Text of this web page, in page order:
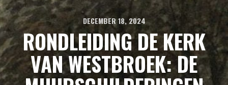
DECEMBER 18, 2024
RONDLEIDING DE KERK
VAN WESTBROEK: DE